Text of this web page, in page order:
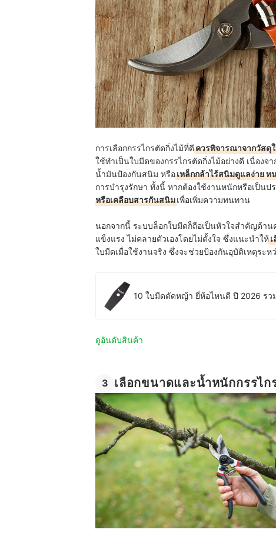
การเลือกกรรไกรตัดกิ่งไม้ที่ดีควรพิจารณาจากวัสดุ
ใช้ทำเป็นใบมีดของกรรไกรตัดกิ่งไม้อย่างดี เนื่อง
น้ำมันป้องกันสนิม หรือเหล็กกล้าไร้สนิมดูแลง่าย ท
การบำรุงรักษา ทั้งนี้ หากต้องใช้งานหนักหรือเป็นป
หรือเคลือบสารกันสนิมเพื่อเพิ่มความทนทาน
นอกจากนี้ ระบบล็อกใบมีดก็ถือเป็นหัวใจสำคัญด้า
แข็งแรง ไม่คลายตัวเองโดยไม่ตั้งใจ ซึ่งแนะนำให้
ใบมีดเมื่อใช้งานจริง ซึ่งจะช่วยป้องกันอุบัติเหตุระ
10 ใบมีดตัดหญ้า ยี่ห้อไหนดี ปี 2026 ร
ดูอันดับสินค้า
3 เลือกขนาดและน้ำหนักกรรไก